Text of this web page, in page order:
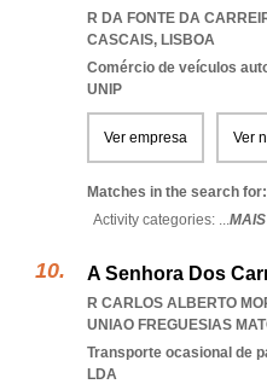
R DA FONTE DA
CASCAIS, LISBOA
Comércio de veículos
UNIP
Ver empresa Ver
Matches in the search for:
Activity categories: ...
A Senhora Dos
R CARLOS ALBERTO
UNIAO FREGUESIAS
Transporte ocasional de
LDA